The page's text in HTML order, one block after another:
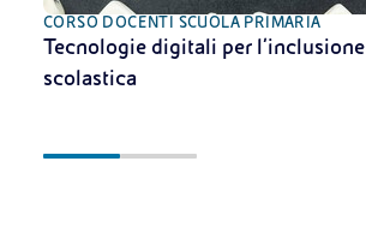
CORSO DOCENTI SCUOLA PRIMARIA
Tecnologie digitali per l’inclusione
scolastica